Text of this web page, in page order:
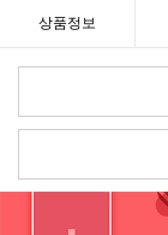
상품정보